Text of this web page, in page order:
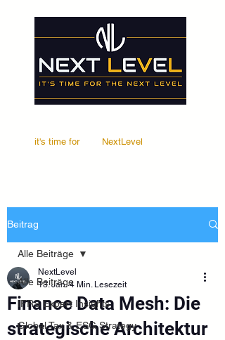
it's time for NextLevel
Beitrag
Alle Beiträge
IFRS Expert Insights
Global Tax & ESG Strategy
Alle Beiträge
Finance Data Mesh: Die
strategische Architektur
NextLevel
13. Jan. 4 Min. Lesezeit